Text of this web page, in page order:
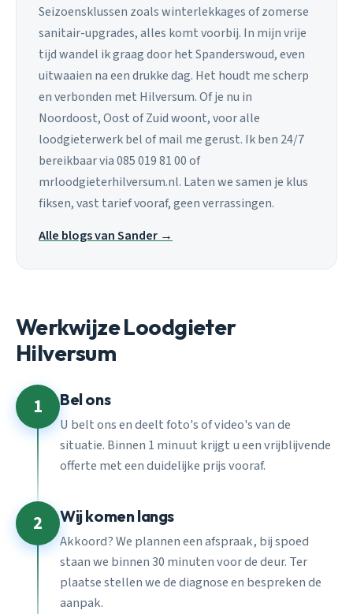
Seizoensklussen zoals winterlekkages of zomerse
sanitair-upgrades, alles komt voorbij. In mijn vrije
tijd wandel ik graag door het Spanderswoud, even
uitwaaien na een drukke dag. Het houdt me scherp
en verbonden met Hilversum. Of je nu in
Noordoost, Oost of Zuid woont, voor alle
loodgieterwerk bel of mail me gerust. Ik ben 24/7
bereikbaar via 085 019 81 00 of
mrloodgieterhilversum.nl. Laten we samen je klus
fiksen, vast tarief vooraf, geen verrassingen.
Alle blogs van Sander →
Werkwijze Loodgieter
Hilversum
1 Bel ons
U belt ons en deelt foto's of video's van de
situatie. Binnen 1 minuut krijgt u een vrijblijvende
offerte met een duidelijke prijs vooraf.
2 Wij komen langs
Akkoord? We plannen een afspraak, bij spoed
staan we binnen 30 minuten voor de deur. Ter
plaatse stellen we de diagnose en bespreken de
aanpak.